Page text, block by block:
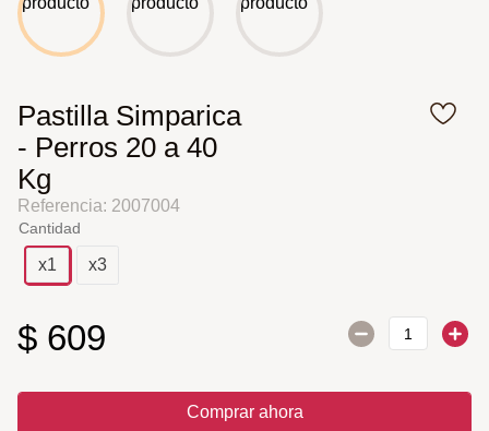
Pastilla Simparica
- Perros 20 a 40
Kg
Referencia: 2007004
Cantidad
x1 x3
$ 609
Comprar ahora